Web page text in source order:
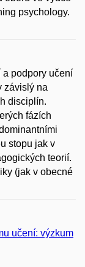
psychology.
a podpory učení
závislý na
disciplín.
fázích
stopu jak v
teorií.
(jak v obecné
učení: výzkum